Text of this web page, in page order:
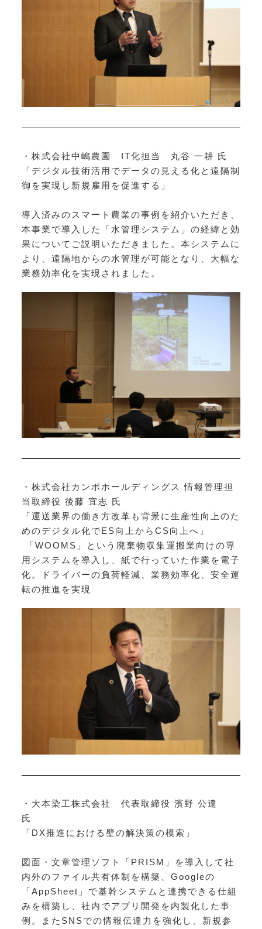
・株式会社中嶋農園 IT化担当 丸谷 一耕 氏
「デジタル技術活用でデータの見える化と遠隔制
御を実現し新規雇用を促進する」
導入済みのスマート農業の事例を紹介いただき、
本事業で導入した「水管理システム」の経緯と効
果についてご説明いただきました。本システムに
より、遠隔地からの水管理が可能となり、大幅な
業務効率化を実現されました。
・株式会社カンポホールディングス 情報管理担
当取締役 後藤 宜志 氏
「運送業界の働き方改革も背景に生産性向上のた
めのデジタル化でES向上からCS向上へ」
「WOOMS」という廃棄物収集運搬業向けの専
用システムを導入し、紙で行っていた作業を電子
化。ドライバーの負荷軽減、業務効率化、安全運
転の推進を実現
・大本染工株式会社 代表取締役 濱野 公達
氏
「DX推進における壁の解決策の模索」
図面・文章管理ソフト「PRISM 」を導入して社
内外のファイル共有体制を構築、 Googleの
「AppSheet」で基幹システムと連携できる仕組
みを構築し、社内でアプリ開発を内製化した事
例。またSNSでの情報伝達力を強化し、新規参